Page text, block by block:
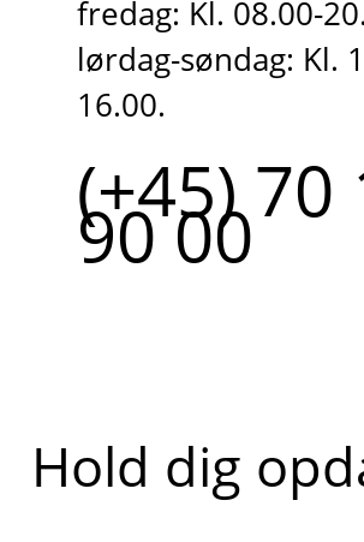
fredag: Kl. 08.00-
lørdag-søndag: Kl.
16.00.
(+45) 70
90 00
Hold dig